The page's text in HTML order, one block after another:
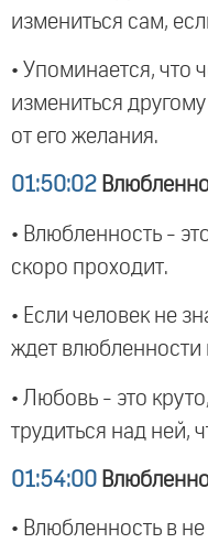
измениться сам,
• Упоминается, что
измениться
от его желания.
01:50:02
• Влюбленность -
скоро проходит.
• Если человек не
ждет влюбленности
• Любовь - это
трудиться над ней,
01:54:00
• Влюбленность в